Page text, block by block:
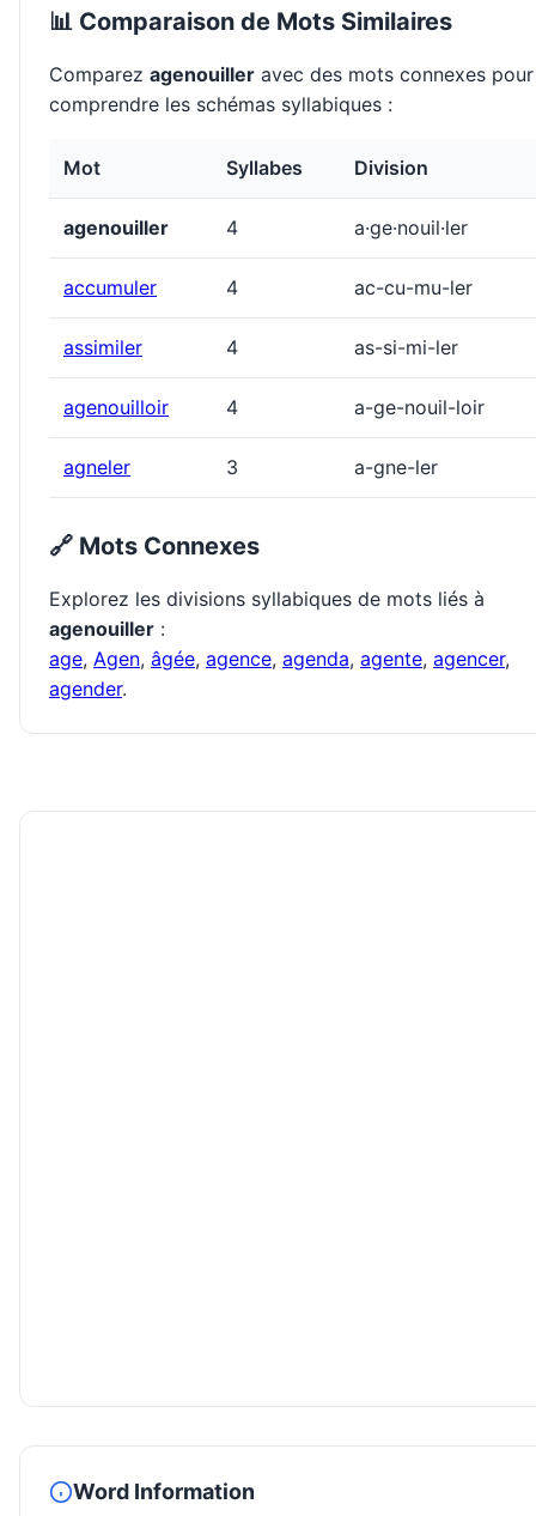
📊 Comparaison de Mots Similaires
Comparez agenouiller avec des mots connexes pour
comprendre les schémas syllabiques :
Mot Syllabes Division
agenouiller 4 a·ge·nouil·ler
accumuler 4 ac-cu-mu-ler
assimiler 4 as-si-mi-ler
agenouilloir 4 a-ge-nouil-loir
agneler 3 a-gne-ler
🔗 Mots Connexes
Explorez les divisions syllabiques de mots liés à
agenouiller :
age, Agen, âgée, agence, agenda, agente, agencer,
agender.
Word Information